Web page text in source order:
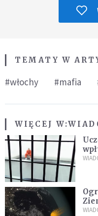
TEMATY W
#włochy #mafia
WIĘCEJ W: